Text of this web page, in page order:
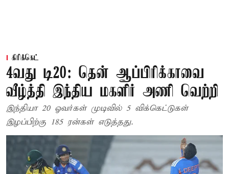
கிரிக்கெட்
4வது டி20: தென் ஆப்பிரிக்காவை
வீழ்த்தி இந்திய மகளிர் அணி வெற்றி
இந்தியா 20 ஓவர்கள் முடிவில் 5 விக்கெட்டுகள்
இழப்பிற்கு 185 ரன்கள் எடுத்தது.